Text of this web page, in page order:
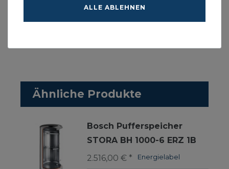
Ähnliche Produkte
Bosch Pufferspeicher
STORA BH 1000-6 ERZ 1B
Energielabel
2.516,00 € *
ALLE ABLEHNEN